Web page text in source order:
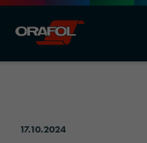
17.10.2024